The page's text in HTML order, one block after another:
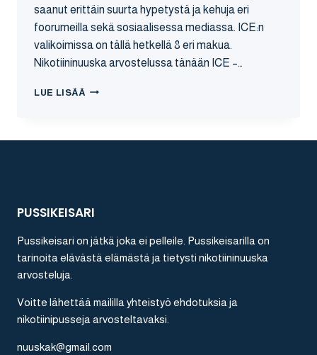
saanut erittäin suurta hypetystä ja kehuja eri
foorumeilla sekä sosiaalisessa mediassa. ICE:n
valikoimissa on tällä hetkellä 8 eri makua.
Nikotiininuuska arvostelussa tänään ICE –…
LUE LISÄÄ ICE
PUSSIKEISARI
Pussikeisari on jätkä joka ei pelleile. Pussikeisarilla on
tarinoita elävästä elämästä ja tietysti nikotiininuuska
arvosteluja.
Voitte lähettää maililla yhteistyö ehdotuksia ja
nikotiinipusseja arvosteltavaksi.
nuuskak@gmail.com